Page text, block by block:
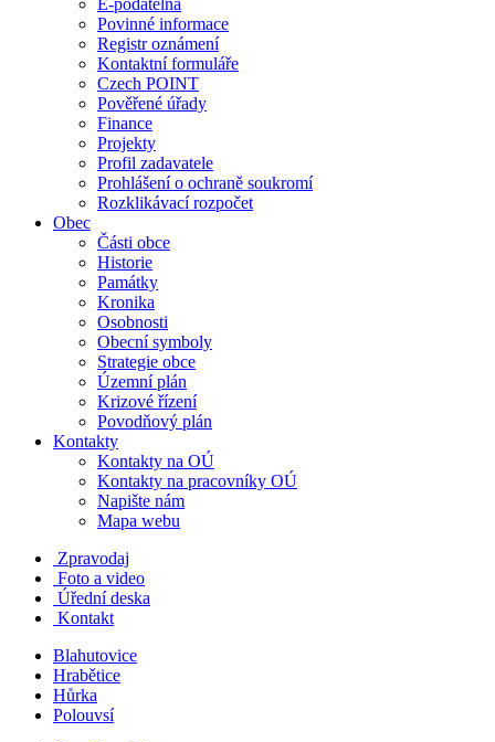
E-podatelna
Povinné informace
Registr oznámení
Kontaktní formuláře
Czech POINT
Pověřené úřady
Finance
Projekty
Profil zadavatele
Prohlášení o ochraně soukromí
Rozklikávací rozpočet
Obec
Části obce
Historie
Památky
Kronika
Osobnosti
Obecní symboly
Strategie obce
Územní plán
Krizové řízení
Povodňový plán
Kontakty
Kontakty na OÚ
Kontakty na pracovníky OÚ
Napište nám
Mapa webu
Zpravodaj
Foto a video
Úřední deska
Kontakt
Blahutovice
Hrabětice
Hůrka
Polouvsí